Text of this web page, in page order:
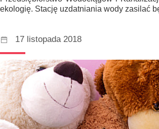
ekologię. Stację uzdatniania wody zasilać
17 listopada 2018